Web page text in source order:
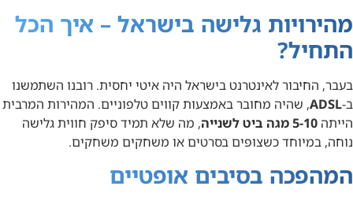
מהירויות גלישה בישראל – איך הכל
התחיל?
בעבר, החיבור לאינטרנט בישראל היה איטי יחסית. רובנו השתמשנו
ב-ADSL, שהיה מחובר באמצעות קווים טלפוניים. המהירות המרבית
הייתה 5-10 מגה ביט לשנייה
, מה שלא תמיד סיפק חווית גלישה
נוחה, במיוחד כשצופים בסרטים או משחקים משחקים.
המהפכה בסיבים אופטיים